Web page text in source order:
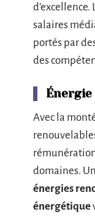
salaires
portés par
des
Avec la
domaines.
énergies
énergétique